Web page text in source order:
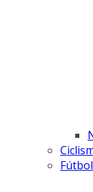
Fútbol